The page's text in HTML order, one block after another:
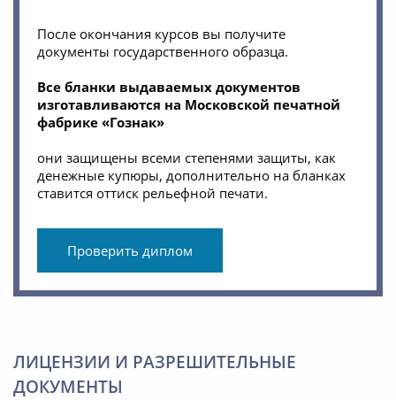
После окончания курсов вы получите
документы государственного образца.
Все бланки выдаваемых документов
изготавливаются на Московской печатной
фабрике «Гознак»
они защищены всеми степенями защиты, как
денежные купюры, дополнительно на бланках
ставится оттиск рельефной печати.
Проверить диплом
ЛИЦЕНЗИИ И РАЗРЕШИТЕЛЬНЫЕ
ДОКУМЕНТЫ